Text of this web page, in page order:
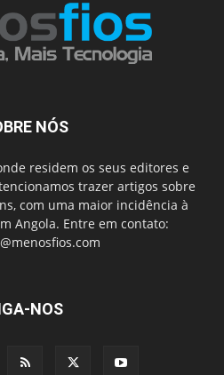
NÓS
residem os seus editores e
trazer artigos sobre
com uma maior incidência à
Angola. Entre em contato:
NOS